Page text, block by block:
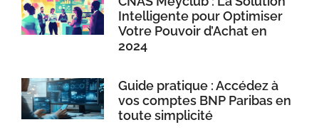
Intelligente pour Optimiser
Votre Pouvoir d’Achat en
2024
Guide pratique : Accédez à
vos comptes BNP Paribas en
toute simplicité